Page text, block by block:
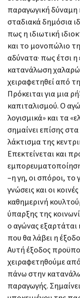
παραγωγική δύναμη
σταδιακά δημόσια
πως η ιδιωτική
και το μονοπώλιο
αδύνατα· πως έτσι
κατανάλωση
χειραφετηθεί από
Πρόκειται για μια
καπιταλισμού. Ο
λογισμικά» και τα
σημαίνει επίσης
λάκτισμα της
Επεκτείνεται και
–η γη, οι σπόροι, το
γνώσεις και οι
καθημερινή
ύπαρξης της
ο αγώνας
που θα λάβει η
Αυτή έξοδος
χειραφετηθούμε
πάνω στην
παραγωγής.